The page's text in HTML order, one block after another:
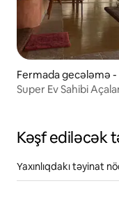
Fermada gecələmə
Super Ev Sahibi
Kəşf ediləcək
Yaxınlıqdakı təyinat